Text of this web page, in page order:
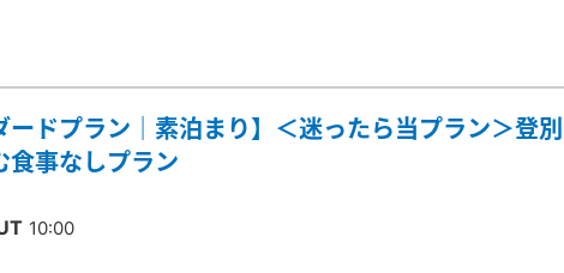
ードプラン｜素泊まり】＜迷ったら当プラン＞登
食事なしプラン
10:00